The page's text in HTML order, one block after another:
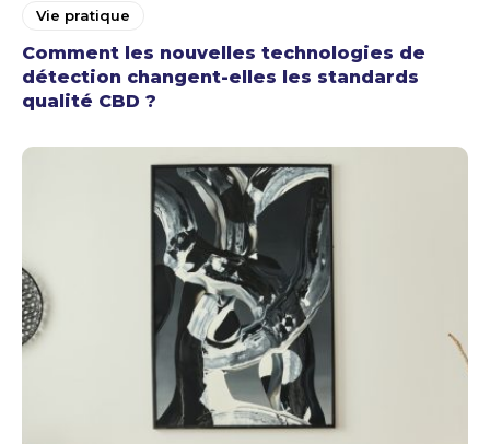
Vie pratique
Comment les nouvelles technologies de
détection changent-elles les standards
qualité CBD ?